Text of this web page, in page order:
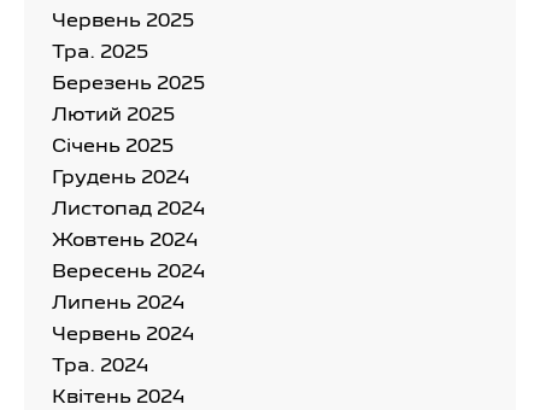
Червень 2025
Тра. 2025
Березень 2025
Лютий 2025
Cічень 2025
Грудень 2024
Листопад 2024
Жовтень 2024
Вересень 2024
Липень 2024
Червень 2024
Тра. 2024
Квітень 2024